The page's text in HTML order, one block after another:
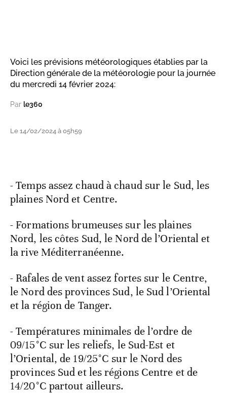
Voici les prévisions météorologiques établies par la
Direction générale de la météorologie pour la journée
du mercredi 14 février 2024:
Par le360
Le 14/02/2024 à 05h59
- Temps assez chaud à chaud sur le Sud, les
plaines Nord et Centre.
- Formations brumeuses sur les plaines
Nord, les côtes Sud, le Nord de l’Oriental et
la rive Méditerranéenne.
- Rafales de vent assez fortes sur le Centre,
le Nord des provinces Sud, le Sud l’Oriental
et la région de Tanger.
- Températures minimales de l’ordre de
09/15°C sur les reliefs, le Sud-Est et
l’Oriental, de 19/25°C sur le Nord des
provinces Sud et les régions Centre et de
14/20°C partout ailleurs.